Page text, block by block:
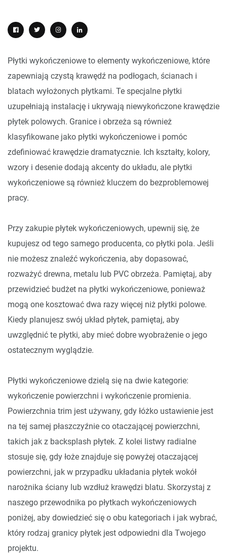
Płytki wykończeniowe to elementy wykończeniowe, które
zapewniają czystą krawędź na podłogach, ścianach i
blatach wyłożonych płytkami. Te specjalne płytki
uzupełniają instalację i ukrywają niewykończone krawędzie
płytek polowych. Granice i obrzeża są również
klasyfikowane jako płytki wykończeniowe i pomóc
zdefiniować krawędzie dramatycznie. Ich kształty, kolory,
wzory i desenie dodają akcenty do układu, ale płytki
wykończeniowe są również kluczem do bezproblemowej
pracy.
Przy zakupie płytek wykończeniowych, upewnij się, że
kupujesz od tego samego producenta, co płytki pola. Jeśli
nie możesz znaleźć wykończenia, aby dopasować,
rozważyć drewna, metalu lub PVC obrzeża. Pamiętaj, aby
przewidzieć budżet na płytki wykończeniowe, ponieważ
mogą one kosztować dwa razy więcej niż płytki polowe.
Kiedy planujesz swój układ płytek, pamiętaj, aby
uwzględnić te płytki, aby mieć dobre wyobrażenie o jego
ostatecznym wyglądzie.
Płytki wykończeniowe dzielą się na dwie kategorie:
wykończenie powierzchni i wykończenie promienia.
Powierzchnia trim jest używany, gdy łóżko ustawienie jest
na tej samej płaszczyźnie co otaczającej powierzchni,
takich jak z backsplash płytek. Z kolei listwy radialne
stosuje się, gdy łoże znajduje się powyżej otaczającej
powierzchni, jak w przypadku układania płytek wokół
narożnika ściany lub wzdłuż krawędzi blatu. Skorzystaj z
naszego przewodnika po płytkach wykończeniowych
poniżej, aby dowiedzieć się o obu kategoriach i jak wybrać,
który rodzaj granicy płytek jest odpowiedni dla Twojego
projektu.